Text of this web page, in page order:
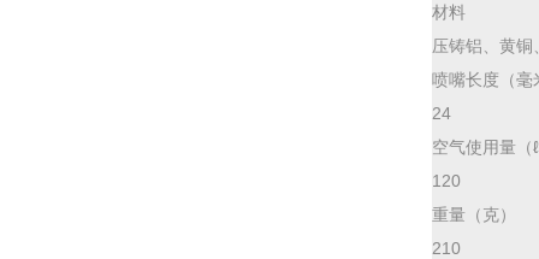
材料
压铸铝、黄铜
喷嘴长度（毫
24
空气使用量（
120
重量（克）
210